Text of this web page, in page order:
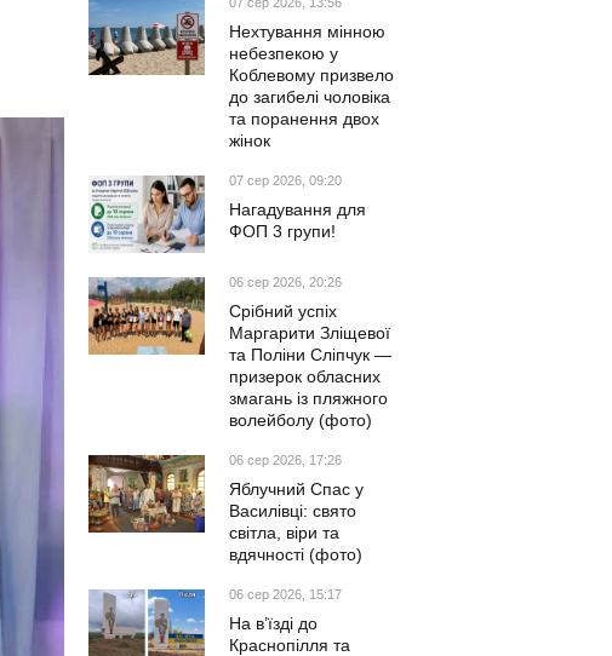
Нехтування мінною
небезпекою у
Коблевому призвело
до загибелі чоловіка
та поранення двох
жінок
07 сер 2026, 09:20
Нагадування для
ФОП 3 групи!
06 сер 2026, 20:26
Срібний успіх
Маргарити Зліщевої
та Поліни Сліпчук —
призерок обласних
змагань із пляжного
волейболу (фото)
06 сер 2026, 17:26
Яблучний Спас у
Василівці: свято
світла, віри та
вдячності (фото)
06 сер 2026, 15:17
На в’їзді до
Краснопілля та